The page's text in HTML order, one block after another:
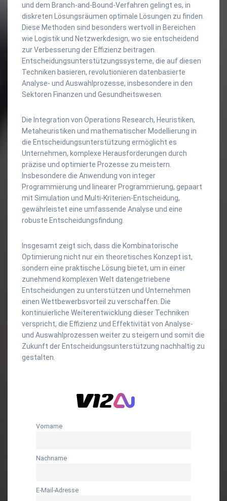
und dem Branch-and-Bound-Verfahren gelingt es, in
diskreten Lösungsräumen optimale Lösungen zu finden.
Diese Methoden sind besonders wertvoll in Bereichen
wie Logistik und Netzwerkdesign, wo sie entscheidend
zur Verbesserung der Effizienz beitragen.
Entscheidungsunterstützungssysteme, die auf diesen
Techniken basieren, revolutionieren datenbasierte
Analyse- und Auswahlprozesse, insbesondere in den
Sektoren Finanzen und Gesundheitswesen.
Die Integration von Operations Research, Heuristiken,
Metaheuristiken und mathematischer Modellierung in
die Entscheidungsunterstützung ermöglicht es
Unternehmen, komplexe Herausforderungen durch
präzise und optimierte Prozesse zu meistern.
Insbesondere die Anwendung von integer
Programmierung und linearer Programmierung, gepaart
mit Simulation und Multi-Kriterien-Entscheidung,
gewährleistet eine umfassende Analyse und eine
robuste Entscheidungsfindung.
Insgesamt zeigt sich, dass die Kombinatorische
Optimierung nicht nur ein theoretisches Konzept ist,
sondern eine praktische Lösung bietet, um in einer
zunehmend komplexen Welt datengetriebene
Entscheidungen zu unterstützen und Unternehmen
einen Wettbewerbsvorteil zu verschaffen. Die
kontinuierliche Weiterentwicklung dieser Techniken
verspricht, die Effizienz und Effektivität von Analyse-
und Auswahlprozessen weiter zu steigern und somit die
Zukunft der Entscheidungsunterstützung nachhaltig zu
gestalten.
Vorname
Nachname
E-Mail-Adresse